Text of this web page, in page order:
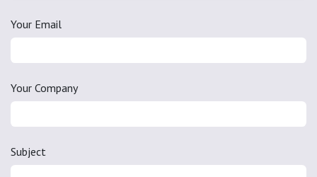
Your Email
Your Company
Subject